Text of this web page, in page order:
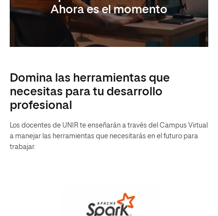
Ahora es el momento
Domina las herramientas que
necesitas para tu desarrollo
profesional
Los docentes de UNIR te enseñarán a través del Campus Virtual
a manejar las herramientas que necesitarás en el futuro para
trabajar.